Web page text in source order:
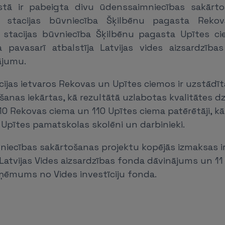
ir pabeigta divu ūdenssaimniecības
stacijas būvniecība Šķilbēnu pagasta
stacijas būvniecība Šķilbēnu pagasta Upītes
pavasarī atbalstīja Latvijas vides
ietvaros Rekovas un Upītes ciemos ir
iekārtas, kā rezultātā uzlabotas kvalitātes
Rekovas ciema un 110 Upītes ciema patērētāji,
pamatskolas skolēni un darbinieki.
sakārtošanas projektu kopējās izmaksas
Vides aizsardzības fonda dāvinājums un
no Vides investīciju fonda.